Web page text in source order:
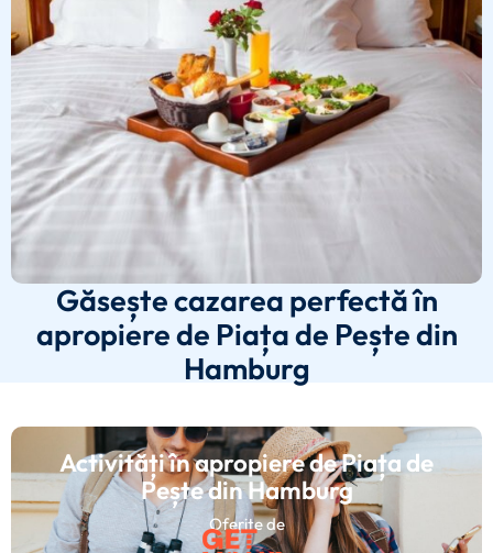
Găsește cazarea perfectă în
apropiere de Piața de Pește din
Hamburg
Activități în apropiere de Piața de
Pește din Hamburg
Oferite de